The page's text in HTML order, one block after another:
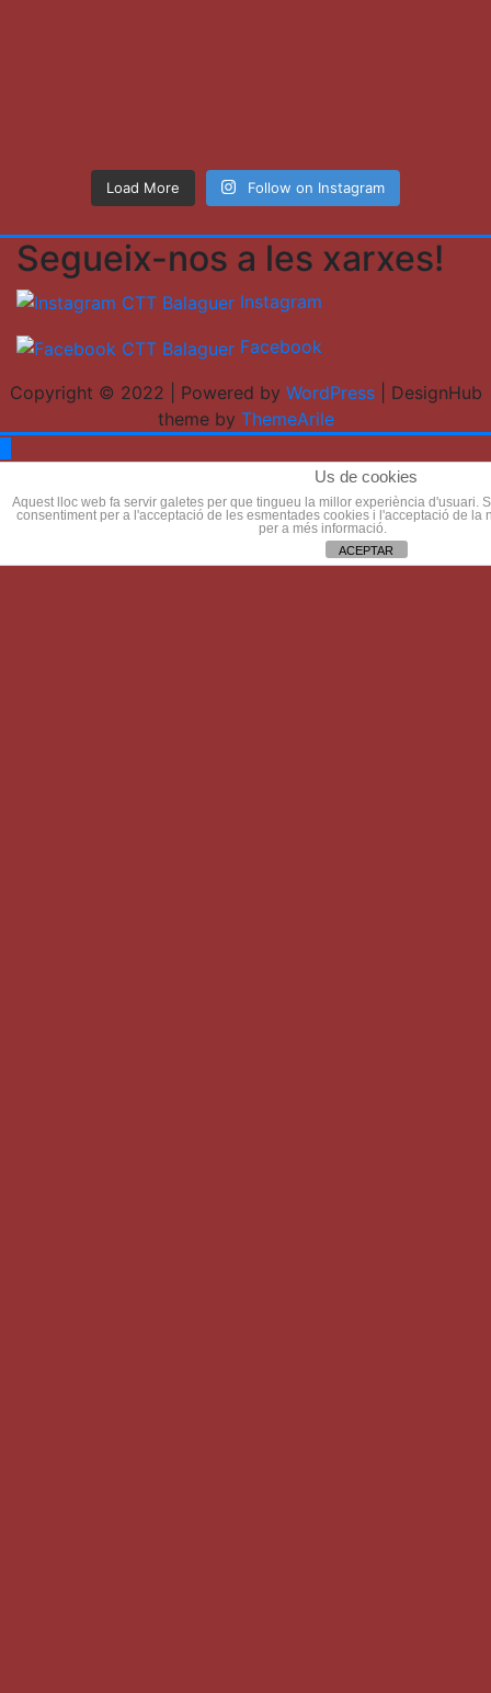
Load More Follow on Instagram
Segueix-nos a les xarxes!
Instagram
Facebook
Copyright © 2022 | Powered by WordPress
DesignHub
theme by ThemeArile
Us de cookies
Aquest lloc web fa servir galetes per que tingueu la millor experiència d'usuari.
consentiment per a l'acceptació de les esmentades cookies i l'acceptació de la
per a més informació.
ACEPTAR